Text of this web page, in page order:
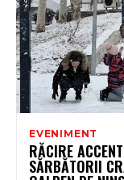
EVENIMENT
RĂCIRE
SĂRBĂTORII